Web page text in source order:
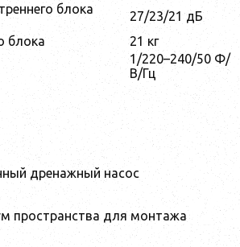
блока
27/23/21 дБ
блока
21 кг
1/220–240/50 Ф/
В/Гц
дренажный насос
пространства для монтажа